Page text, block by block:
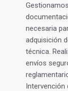
necesaria
adquisición
técnica.
envíos
Intervención